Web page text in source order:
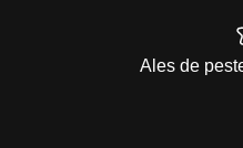
Ales de